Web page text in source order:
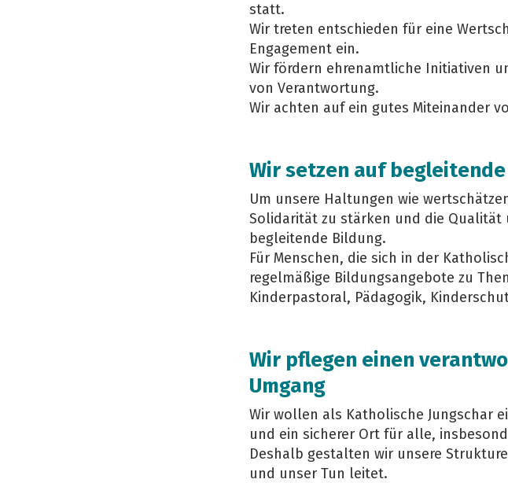
statt.
Wir treten entschieden für eine
Engagement ein.
Wir fördern ehrenamtliche Initiativen
von Verantwortung.
Wir achten auf ein gutes Miteinander
Wir setzen auf
Um unsere Haltungen wie
Solidarität zu stärken und die Qualität
begleitende Bildung.
Für Menschen, die sich in der
regelmäßige Bildungsangebote zu
Kinderpastoral, Pädagogik,
Wir pflegen einen
Umgang
Wir wollen als Katholische Jungschar
und ein sicherer Ort für alle,
Deshalb gestalten wir unsere
und unser Tun leitet.